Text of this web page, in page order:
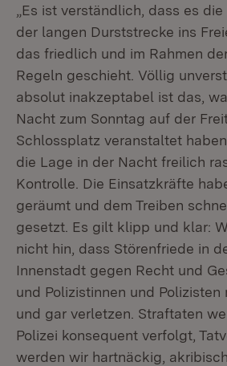
„Es ist verständlich, dass es
der langen Durststrecke ins
das friedlich und im Rahmen
Regeln geschieht. Völlig
absolut inakzeptabel ist das,
Nacht zum Sonntag auf der
Schlossplatz veranstaltet
die Lage in der Nacht freilich
Kontrolle. Die Einsatzkräfte
geräumt und dem Treiben
gesetzt. Es gilt klipp und klar:
nicht hin, dass Störenfriede in
Innenstadt gegen Recht und
und Polizistinnen und
und gar verletzen. Straftaten
Polizei konsequent verfolgt,
werden wir hartnäckig,